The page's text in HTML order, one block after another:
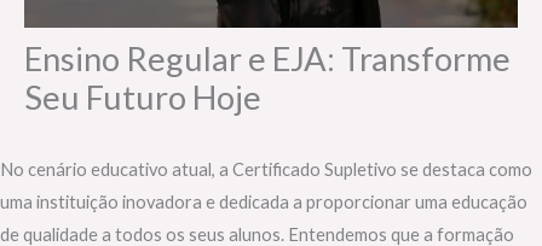
Ensino Regular e EJA: Transforme
Seu Futuro Hoje
No cenário educativo atual, a Certificado Supletivo se destaca como
uma instituição inovadora e dedicada a proporcionar uma educação
de qualidade a todos os seus alunos. Entendemos que a formação